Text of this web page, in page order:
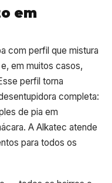
em
com perfil que mistura
em muitos casos,
perfil torna
completa:
de pia em
A Alkatec atende
para todos os